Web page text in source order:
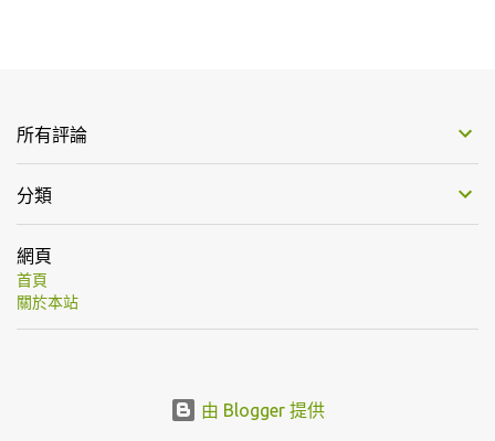
所有評論
分類
網頁
首頁
關於本站
由 Blogger 提供